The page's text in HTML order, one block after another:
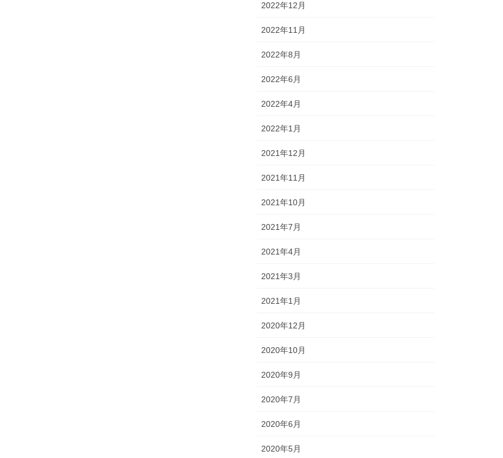
2022年12月
2022年11月
2022年8月
2022年6月
2022年4月
2022年1月
2021年12月
2021年11月
2021年10月
2021年7月
2021年4月
2021年3月
2021年1月
2020年12月
2020年10月
2020年9月
2020年7月
2020年6月
2020年5月